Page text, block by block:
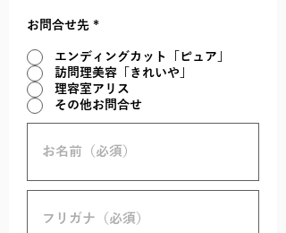
お問合せ先 *
エンディングカット「ピュア」
訪問理美容「きれいや」
理容室アリス
その他お問合せ